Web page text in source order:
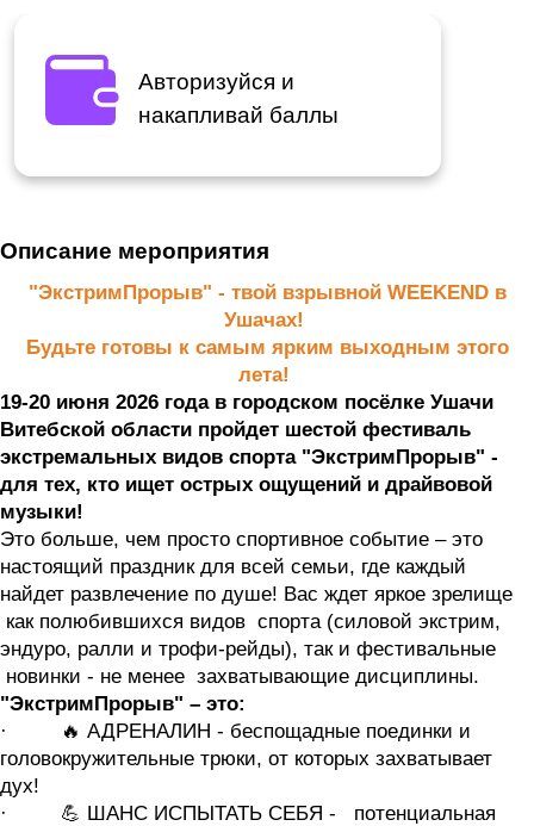
Авторизуйся и
накапливай баллы
Описание мероприятия
"ЭкстримПрорыв" - твой взрывной WEEKEND в
Ушачах!
Будьте готовы к самым ярким выходным этого
лета!
19-20 июня 2026 года в городском посёлке Ушачи
Витебской области пройдет шестой фестиваль
экстремальных видов спорта "ЭкстримПрорыв" -
для тех, кто ищет острых ощущений и драйвовой
музыки!
Это больше, чем просто спортивное событие – это
настоящий праздник для всей семьи, где каждый
найдет развлечение по душе! Вас ждет яркое зрелище
как полюбившихся видов спорта (силовой экстрим,
эндуро, ралли и трофи-рейды), так и фестивальные
новинки - не менее захватывающие дисциплины.
"ЭкстримПрорыв" – это:
· 🔥 АДРЕНАЛИН - беспощадные поединки и
головокружительные трюки, от которых захватывает
дух!
· 💪 ШАНС ИСПЫТАТЬ СЕБЯ - потенциальная